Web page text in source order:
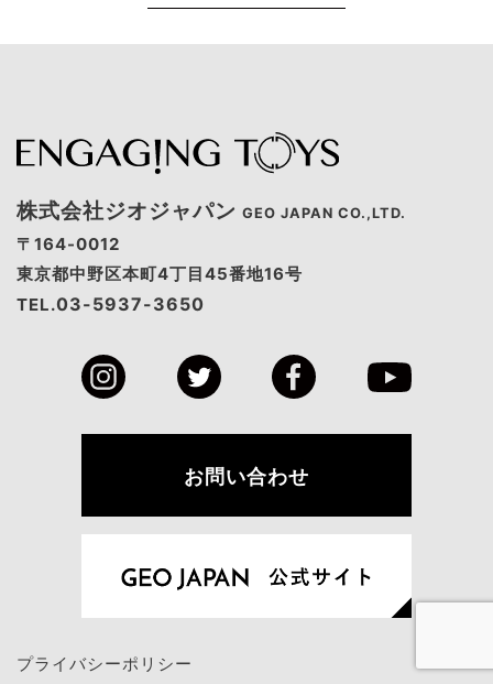
株式会社ジオジャパン GEO JAPAN CO.,LTD.
〒164-0012
東京都中野区本町4丁目45番地16号
TEL.03-5937-3650
お問い合わせ
プライバシーポリシー